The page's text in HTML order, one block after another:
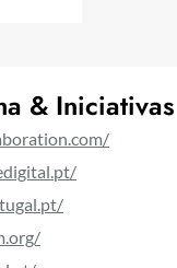
& Iniciativas